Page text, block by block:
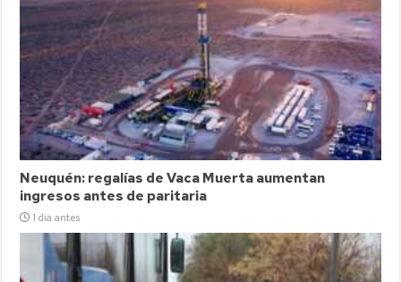
Neuquén: regalías de Vaca Muerta aumentan
ingresos antes de paritaria
1 día antes